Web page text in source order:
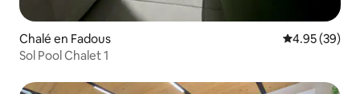
Chalé en Fadous Calificación
4.95 (39)
Sol Pool Chalet 1